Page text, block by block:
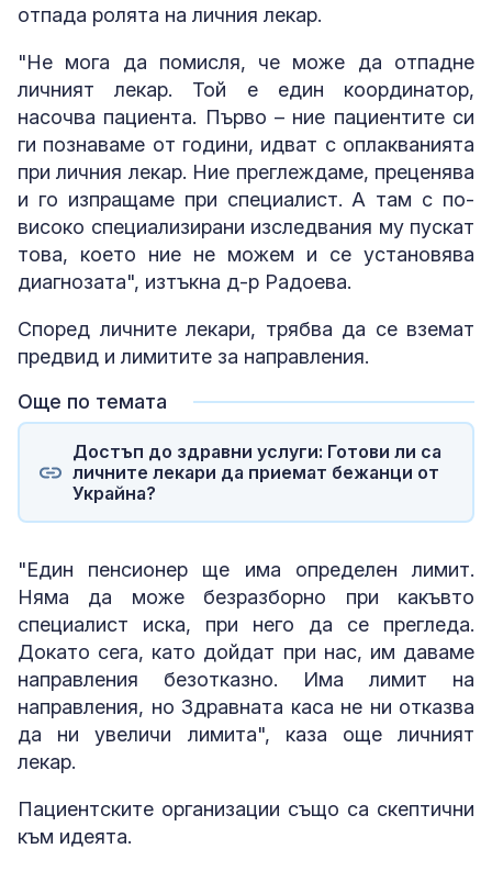
отпада ролята на личния лекар.
"Не мога да помисля, че може да отпадне
личният лекар. Той е един координатор,
насочва пациента. Първо – ние пациентите си
ги познаваме от години, идват с оплакванията
при личния лекар. Ние преглеждаме, преценява
и го изпращаме при специалист. А там с по-
високо специализирани изследвания му пускат
това, което ние не можем и се установява
диагнозата", изтъкна д-р Радоева.
Според личните лекари, трябва да се вземат
предвид и лимитите за направления.
Още по темата
Достъп до здравни услуги: Готови ли са
личните лекари да приемат бежанци от
Украйна?
"Един пенсионер ще има определен лимит.
Няма да може безразборно при какъвто
специалист иска, при него да се прегледа.
Докато сега, като дойдат при нас, им даваме
направления безотказно. Има лимит на
направления, но Здравната каса не ни отказва
да ни увеличи лимита", каза още личният
лекар.
Пациентските организации също са скептични
към идеята.